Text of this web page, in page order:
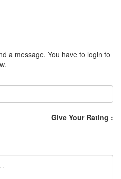
a message. You have to login to
Give Your Rating :